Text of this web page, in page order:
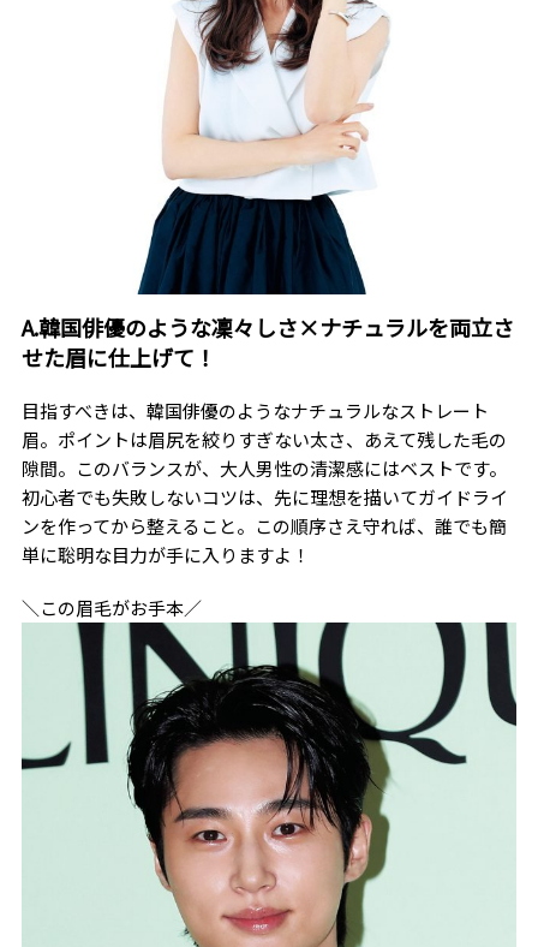
A.韓国俳優のような凜々しさ×ナチュラルを両立さ
せた眉に仕上げて！
目指すべきは、韓国俳優のようなナチュラルなストレート
眉。ポイントは眉尻を絞りすぎない太さ、あえて残した毛の
隙間。このバランスが、大人男性の清潔感にはベストです。
初心者でも失敗しないコツは、先に理想を描いてガイドライ
ンを作ってから整えること。この順序さえ守れば、誰でも簡
単に聡明な目力が手に入りますよ！
＼この眉毛がお手本／